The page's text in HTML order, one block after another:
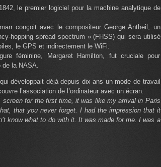
le premier logiciel pour la machine analytique de
conçoit avec le compositeur George Antheil, un
hopping spread spectrum » (FHSS) qui sera utilisé
le GPS et indirectement le WiFi.
féminine, Margaret Hamilton, fut cruciale pour
la NASA.
développait déjà depuis dix ans un mode de travail
l’association de l’ordinateur avec un écran.
screen for the first time, it was like my arrival in Paris
that you never forget. I had the impression that it
know what to do with it. It was made for me. I was a